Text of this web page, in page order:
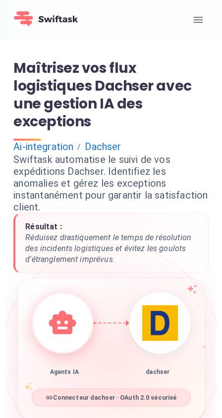
Maîtrisez vos flux
logistiques Dachser avec
une gestion IA des
exceptions
Ai-integration / Dachser
Swiftask automatise le suivi de vos
expéditions Dachser. Identifiez les
anomalies et gérez les exceptions
instantanément pour garantir la satisfaction
client.
Résultat :
Réduisez drastiquement le temps de résolution
des incidents logistiques et évitez les goulots
d'étranglement imprévus.
Agents IA dachser
Connecteur dachser · OAuth 2.0 sécurisé